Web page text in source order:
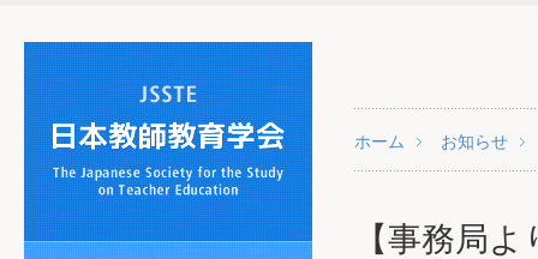
ホーム お知らせ
【事務局